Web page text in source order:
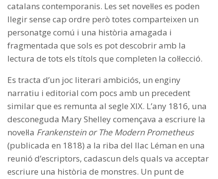
catalans contemporanis. Les set novel·les es poden
llegir sense cap ordre però totes comparteixen un
personatge comú i una història amagada i
fragmentada que sols es pot descobrir amb la
lectura de tots els títols que completen la col·lecció.
Es tracta d’un joc literari ambiciós, un enginy
narratiu i editorial com pocs amb un precedent
similar que es remunta al segle XIX. L’any 1816, una
desconeguda Mary Shelley començava a escriure la
novel·la Frankenstein or The Modern Prometheus
(publicada en 1818) a la riba del llac Léman en una
reunió d’escriptors, cadascun dels quals va acceptar
escriure una història de monstres. Un punt de